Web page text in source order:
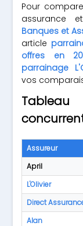
Pour
assurance
Banques et
article
offres en
parrainage
vos
Assureur
April
L'Olivier
Direct
Alan